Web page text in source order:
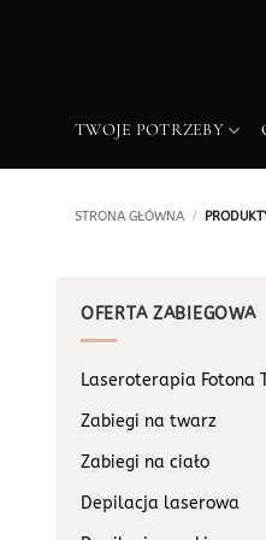
TWOJE POTRZEBY
STRONA GŁÓWNA /
OFERTA ZABIEGOWA
Laseroterapia Fotona
Zabiegi na twarz
Zabiegi na ciało
Depilacja laserowa